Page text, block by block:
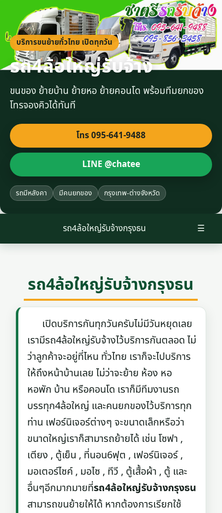
บริการขนย้ายทั่วไทย เปิดทุกวัน
รถ4ล้อใหญ่รับจ้าง
ขนของ ย้ายบ้าน ย้ายหอ ย้ายคอนโด พร้อมทีมยกของ
โทรจองคิวได้ทันที
โทร 095-641-9488
LINE @chatee
รถมีหลังคา มีคนยกของ กรุงเทพ-ต่างจังหวัด
☰
รถ4ล้อใหญ่รับจ้างกรุงธน
รถ4ล้อใหญ่รับจ้างกรุงธน
เปิดบริการกันทุกวันครับไม่มีวันหยุดเลย
เรามีรถ4ล้อใหญ่รับจ้างไว้บริการกันตลอด ไม่
ว่าลูกค้าจะอยู่ที่ไหน ทั่วไทย เราก็จะไปบริการ
ให้ถึงหน้าบ้านเลย ไม่ว่าจะย้าย ห้อง หอ
หอพัก บ้าน หรือคอนโด เราก็มีทีมงานรถ
บรรทุก4ล้อใหญ่ และคนยกของไว้บริการทุก
ท่าน เฟอร์นิเจอร์ต่างๆ จะขนาดเล็กหรือว่า
ขนาดใหญ่เราก็สามารถย้ายได้ เช่น โซฟา ,
เตียง , ตู้เย็น , ที่นอน6ฟุต , เฟอร์นิเจอร์ ,
มอเตอร์ไซค์ , มอไซ , ทีวี , ตู้เสื้อผ้า , ตู้ และ
อื่นๆอีกมากมายที่รถ4ล้อใหญ่รับจ้างกรุงธน
สามารถขนย้ายให้ได้ หากต้องการเรียกใช้